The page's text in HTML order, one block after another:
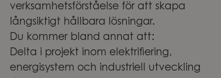
verksamhetsförståelse för att skapa
långsiktigt hållbara lösningar.
Du kommer bland annat att:
Delta i projekt inom elektrifiering,
energisystem och industriell utveckling